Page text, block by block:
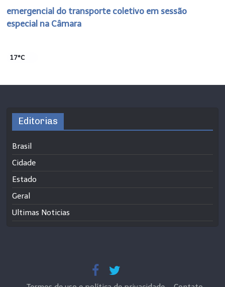
emergencial do transporte coletivo em sessão
especial na Câmara
17°C
Editorias
Brasil
Cidade
Estado
Geral
Ultimas Noticias